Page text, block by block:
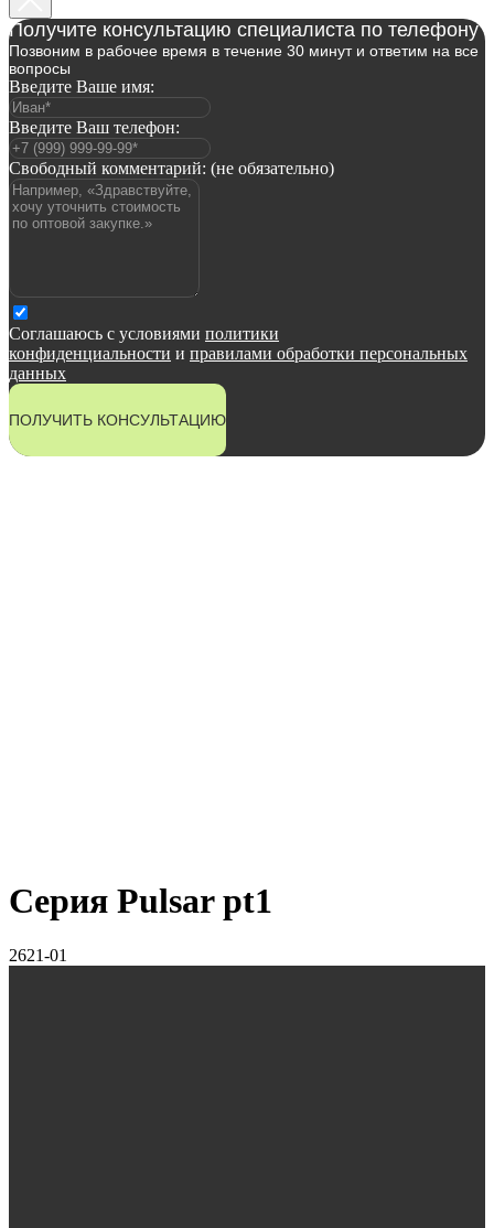
Получите консультацию специалиста по телефону
Позвоним в рабочее время в течение 30 минут и ответим на все
вопросы
Введите Ваше имя:
Введите Ваш телефон:
Свободный комментарий: (не обязательно)
Соглашаюсь с условиями политики
конфиденциальности и правилами обработки персональных
данных
ПОЛУЧИТЬ КОНСУЛЬТАЦИЮ
Серия Pulsar pt1
2621-01